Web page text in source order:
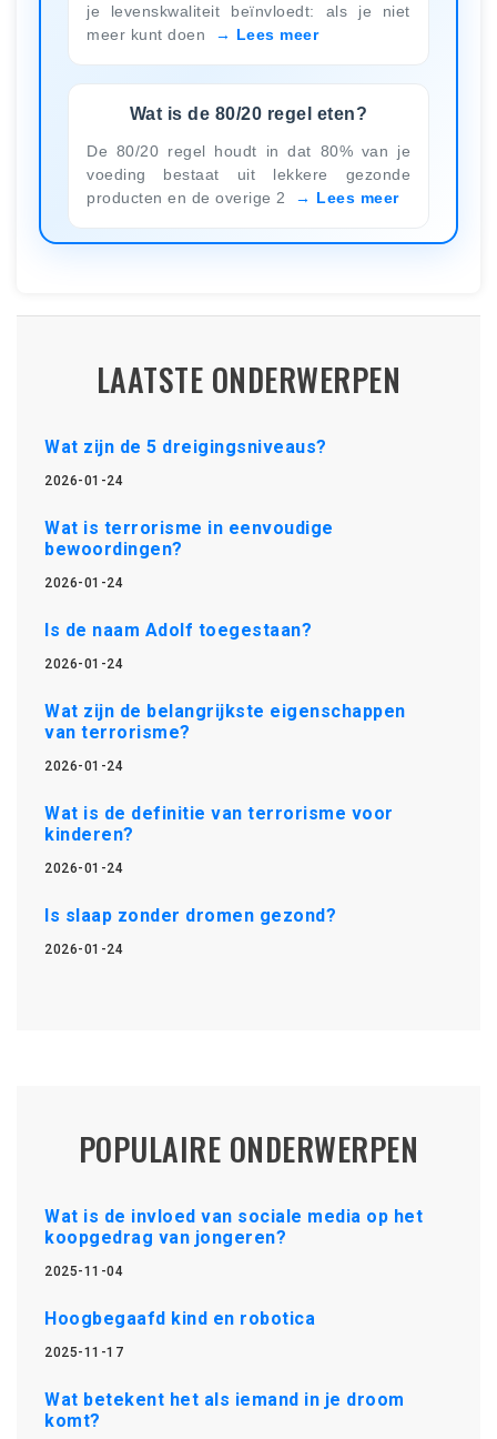
je levenskwaliteit beïnvloedt: als je niet
meer kunt doen
Lees meer
Wat is de 80/20 regel eten?
De 80/20 regel houdt in dat 80% van je
voeding bestaat uit lekkere gezonde
producten en de overige 2
Lees meer
LAATSTE ONDERWERPEN
Wat zijn de 5 dreigingsniveaus?
2026-01-24
Wat is terrorisme in eenvoudige
bewoordingen?
2026-01-24
Is de naam Adolf toegestaan?
2026-01-24
Wat zijn de belangrijkste eigenschappen
van terrorisme?
2026-01-24
Wat is de definitie van terrorisme voor
kinderen?
2026-01-24
Is slaap zonder dromen gezond?
2026-01-24
POPULAIRE ONDERWERPEN
Wat is de invloed van sociale media op het
koopgedrag van jongeren?
2025-11-04
Hoogbegaafd kind en robotica
2025-11-17
Wat betekent het als iemand in je droom
komt?